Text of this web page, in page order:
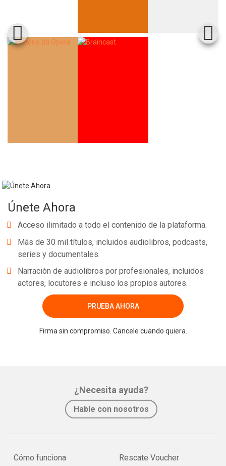
Únete Ahora
Acceso ilimitado a todo el contenido de la plataforma.
Más de 30 mil títulos, incluidos audiolibros, podcasts,
series y documentales.
Narración de audiolibros por profesionales, incluidos
actores, locutores e incluso los propios autores.
PRUEBA AHORA
Firma sin compromiso. Cancele cuando quiera.
¿Necesita ayuda?
Hable con nosotros
Cómo funciona Rescate Voucher